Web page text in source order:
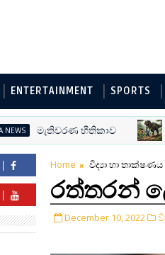
ENTERTAINMENT SPORTS
මැතිවරණ භීතිකාව සොබා -
Home විද්‍යා හා තාක්ෂණය
රත්තරන්
December 10, 2022